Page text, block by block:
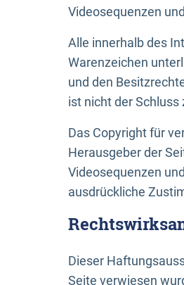
Videosequenzen
Alle innerhalb des
Warenzeichen
und den
ist nicht der
Das Copyright für
Herausgeber der
Videosequenzen
ausdrückliche
Dieser
Seite verwiesen